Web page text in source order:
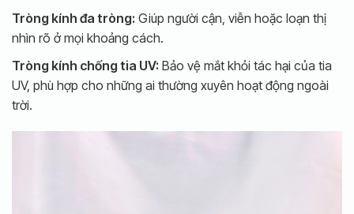
Tròng kính đa tròng: Giúp người cận, viễn hoặc loạn thị
nhìn rõ ở mọi khoảng cách.
Tròng kính chống tia UV: Bảo vệ mắt khỏi tác hại của tia
UV, phù hợp cho những ai thường xuyên hoạt động ngoài
trời.